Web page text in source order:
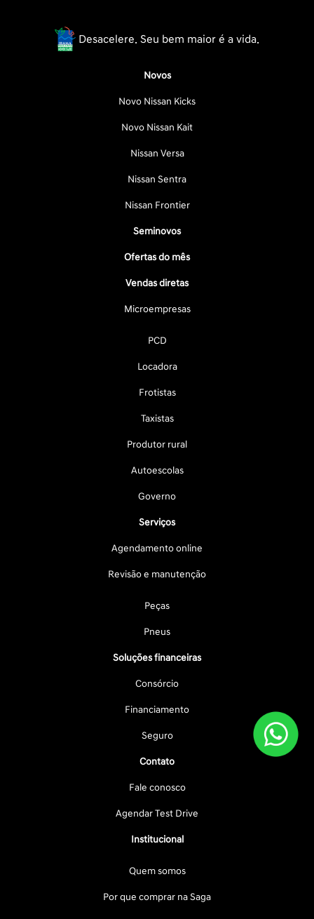
Desacelere. Seu bem maior é a vida.
Novos
Novo Nissan Kicks
Novo Nissan Kait
Nissan Versa
Nissan Sentra
Nissan Frontier
Seminovos
Ofertas do mês
Vendas diretas
Microempresas
PCD
Locadora
Frotistas
Taxistas
Produtor rural
Autoescolas
Governo
Serviços
Agendamento online
Revisão e manutenção
Peças
Pneus
Soluções financeiras
Consórcio
Financiamento
Seguro
Contato
Fale conosco
Agendar Test Drive
Institucional
Quem somos
Por que comprar na Saga